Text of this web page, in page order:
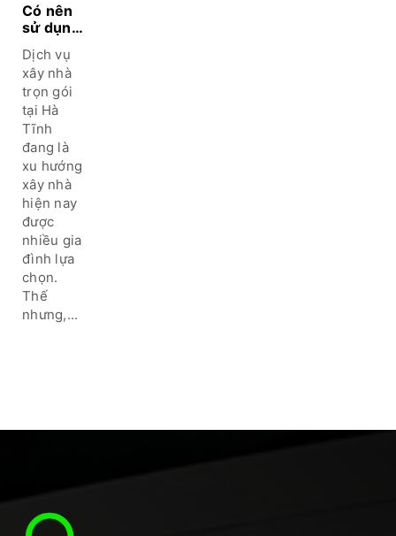
Có nên
sử dụng
xây nhà
trọn gói
tại Hà
Tĩnh
hay
không?
Dịch vụ
xây nhà
trọn gói
tại Hà
Tĩnh
đang là
xu hướng
xây nhà
hiện nay
được
nhiều gia
đình lựa
chọn.
Thế
nhưng,...